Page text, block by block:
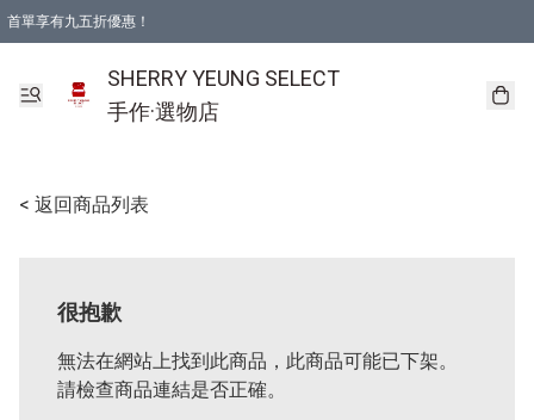
首單享有九五折優惠！
SHERRY YEUNG SELECT
手作·選物店
< 返回商品列表
很抱歉
無法在網站上找到此商品，此商品可能已下架。
請檢查商品連結是否正確。